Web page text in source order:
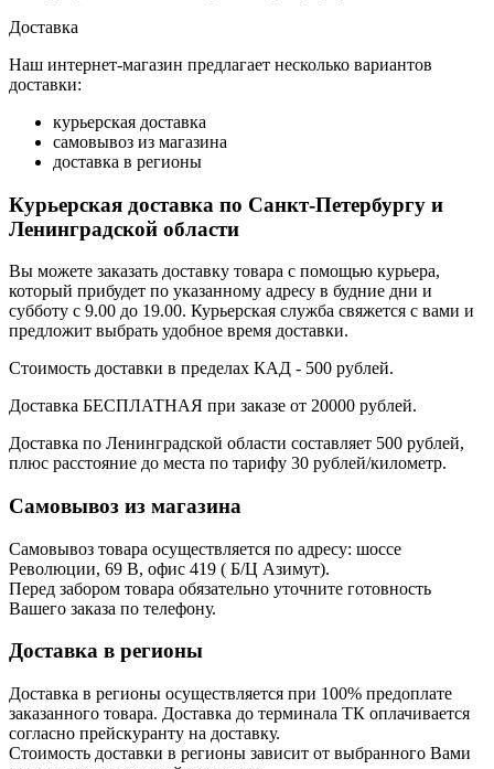
Доставка
Наш интернет-магазин предлагает несколько вариантов
доставки:
курьерская доставка
самовывоз из магазина
доставка в регионы
Курьерская доставка по Санкт-Петербургу и
Ленинградской области
Вы можете заказать доставку товара с помощью курьера,
который прибудет по указанному адресу в будние дни и
субботу с 9.00 до 19.00. Курьерская служба свяжется с вами и
предложит выбрать удобное время доставки.
Стоимость доставки в пределах КАД - 500 рублей.
Доставка БЕСПЛАТНАЯ при заказе от 20000 рублей.
Доставка по Ленинградской области составляет 500 рублей,
плюс расстояние до места по тарифу 30 рублей/километр.
Самовывоз из магазина
Самовывоз товара осуществляется по адресу: шоссе
Революции, 69 В, офис 419 ( Б/Ц Азимут).
Перед забором товара обязательно уточните готовность
Вашего заказа по телефону.
Доставка в регионы
Доставка в регионы осуществляется при 100% предоплате
заказанного товара. Доставка до терминала ТК оплачивается
согласно прейскуранту на доставку.
Стоимость доставки в регионы зависит от выбранного Вами